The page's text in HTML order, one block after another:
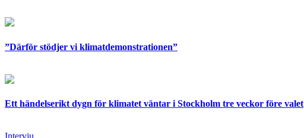
”Därför stödjer vi klimatdemonstrationen”
Ett händelserikt dygn för klimatet väntar i Stockholm tre veckor före valet